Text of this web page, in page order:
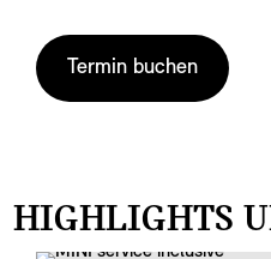
Termin buchen
HIGHLIGHTS